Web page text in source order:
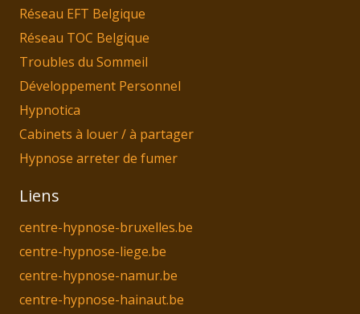
Réseau EFT Belgique
Réseau TOC Belgique
Troubles du Sommeil
Développement Personnel
Hypnotica
Cabinets à louer / à partager
Hypnose arreter de fumer
Liens
centre-hypnose-bruxelles.be
centre-hypnose-liege.be
centre-hypnose-namur.be
centre-hypnose-hainaut.be